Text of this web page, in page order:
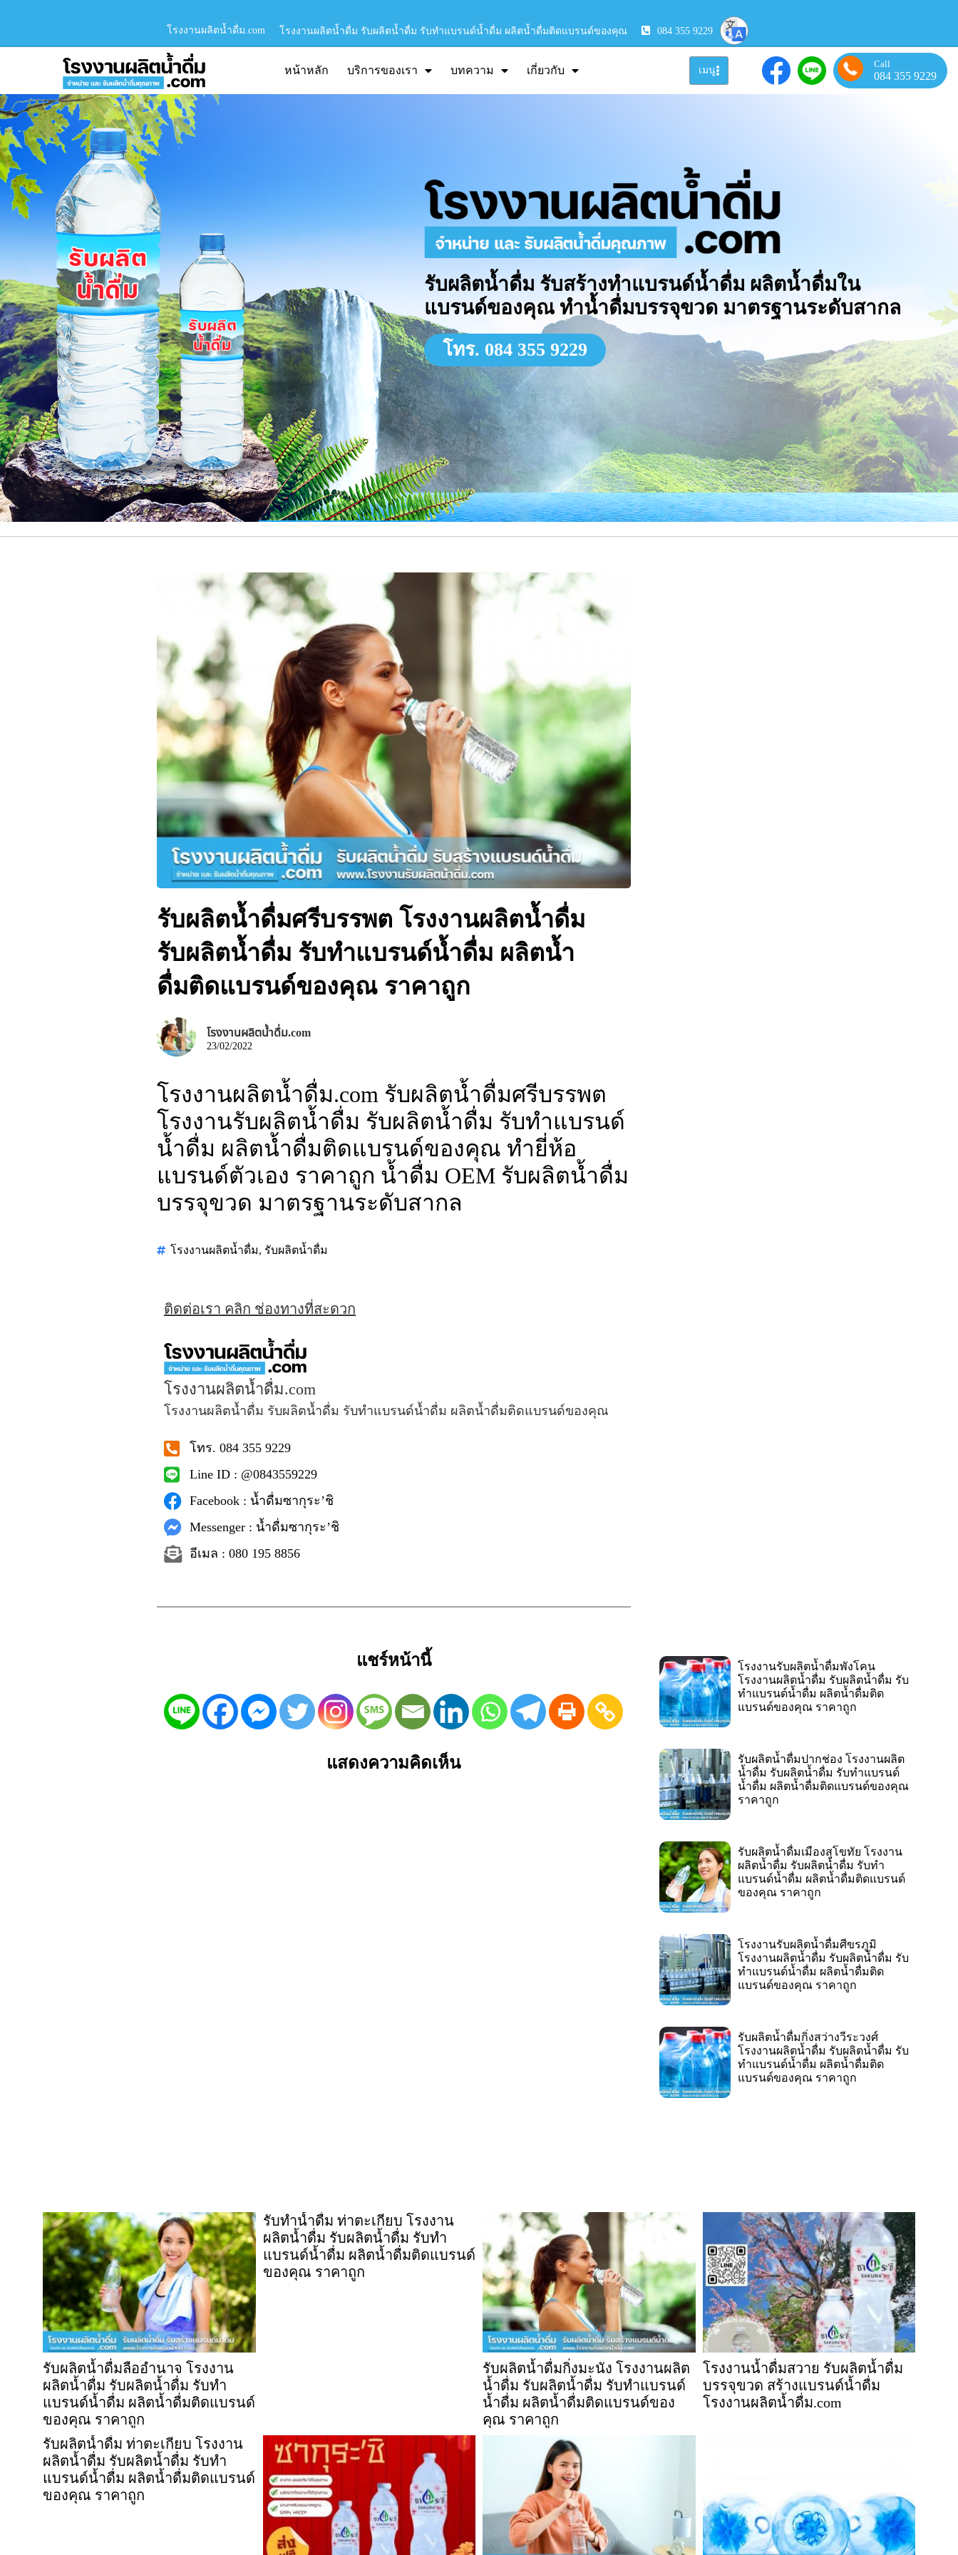
โรงงานผลิตน้ำดื่ม.com โรงงานผลิตน้ำดื่ม รับผลิตน้ำดื่ม รับทำแบรนด์น้ำดื่ม ผลิตน้ำดื่มติดแบรนด์ของคุณ 084 355 9229
หน้าหลัก บริการของเรา บทความ เกี่ยวกับ เมนู
Call
084 355 9229
รับผลิตน้ำดื่ม รับสร้างทำแบรนด์น้ำดื่ม ผลิตน้ำดื่มใน
แบรนด์ของคุณ ทำน้ำดื่มบรรจุขวด มาตรฐานระดับสากล
โทร. 084 355 9229
รับผลิตน้ำดื่มศรีบรรพต โรงงานผลิตน้ำดื่ม
รับผลิตน้ำดื่ม รับทำแบรนด์น้ำดื่ม ผลิตน้ำ
ดื่มติดแบรนด์ของคุณ ราคาถูก
โรงงานผลิตน้ำดื่ม.com
23/02/2022
โรงงานผลิตน้ำดื่ม.com รับผลิตน้ำดื่มศรีบรรพต
โรงงานรับผลิตน้ำดื่ม รับผลิตน้ำดื่ม รับทำแบรนด์
น้ำดื่ม ผลิตน้ำดื่มติดแบรนด์ของคุณ ทำยี่ห้อ
แบรนด์ตัวเอง ราคาถูก น้ำดื่ม OEM รับผลิตน้ำดื่ม
บรรจุขวด มาตรฐานระดับสากล
โรงงานผลิตน้ำดื่ม, รับผลิตน้ำดื่ม
ติดต่อเรา คลิก ช่องทางที่สะดวก
โรงงานผลิตน้ำดื่ม.com
โรงงานผลิตน้ำดื่ม รับผลิตน้ำดื่ม รับทำแบรนด์น้ำดื่ม ผลิตน้ำดื่มติดแบรนด์ของคุณ
โทร. 084 355 9229
Line ID : @0843559229
Facebook : น้ำดื่มซากุระ’ชิ
Messenger : น้ำดื่มซากุระ’ชิ
อีเมล : 080 195 8856
แชร์หน้านี้
แสดงความคิดเห็น
โรงงานรับผลิตน้ำดื่มพังโคน
โรงงานผลิตน้ำดื่ม รับผลิตน้ำดื่ม รับ
ทำแบรนด์น้ำดื่ม ผลิตน้ำดื่มติด
แบรนด์ของคุณ ราคาถูก
รับผลิตน้ำดื่มปากช่อง โรงงานผลิต
น้ำดื่ม รับผลิตน้ำดื่ม รับทำแบรนด์
น้ำดื่ม ผลิตน้ำดื่มติดแบรนด์ของคุณ
ราคาถูก
รับผลิตน้ำดื่มเมืองสุโขทัย โรงงาน
ผลิตน้ำดื่ม รับผลิตน้ำดื่ม รับทำ
แบรนด์น้ำดื่ม ผลิตน้ำดื่มติดแบรนด์
ของคุณ ราคาถูก
โรงงานรับผลิตน้ำดื่มศีขรภูมิ
โรงงานผลิตน้ำดื่ม รับผลิตน้ำดื่ม รับ
ทำแบรนด์น้ำดื่ม ผลิตน้ำดื่มติด
แบรนด์ของคุณ ราคาถูก
รับผลิตน้ำดื่มกิ่งสว่างวีระวงศ์
โรงงานผลิตน้ำดื่ม รับผลิตน้ำดื่ม รับ
ทำแบรนด์น้ำดื่ม ผลิตน้ำดื่มติด
แบรนด์ของคุณ ราคาถูก
รับผลิตน้ำดื่มลืออำนาจ โรงงาน
ผลิตน้ำดื่ม รับผลิตน้ำดื่ม รับทำ
แบรนด์น้ำดื่ม ผลิตน้ำดื่มติดแบรนด์
ของคุณ ราคาถูก
รับทำน้ำดื่ม ท่าตะเกียบ โรงงาน
ผลิตน้ำดื่ม รับผลิตน้ำดื่ม รับทำ
แบรนด์น้ำดื่ม ผลิตน้ำดื่มติดแบรนด์
ของคุณ ราคาถูก
รับผลิตน้ำดื่มกิ่งมะนัง โรงงานผลิต
น้ำดื่ม รับผลิตน้ำดื่ม รับทำแบรนด์
น้ำดื่ม ผลิตน้ำดื่มติดแบรนด์ของ
คุณ ราคาถูก
โรงงานน้ำดื่มสวาย รับผลิตน้ำดื่ม
บรรจุขวด สร้างแบรนด์น้ำดื่ม
โรงงานผลิตน้ำดื่ม.com
รับผลิตน้ำดื่ม ท่าตะเกียบ โรงงาน
ผลิตน้ำดื่ม รับผลิตน้ำดื่ม รับทำ
แบรนด์น้ำดื่ม ผลิตน้ำดื่มติดแบรนด์
ของคุณ ราคาถูก